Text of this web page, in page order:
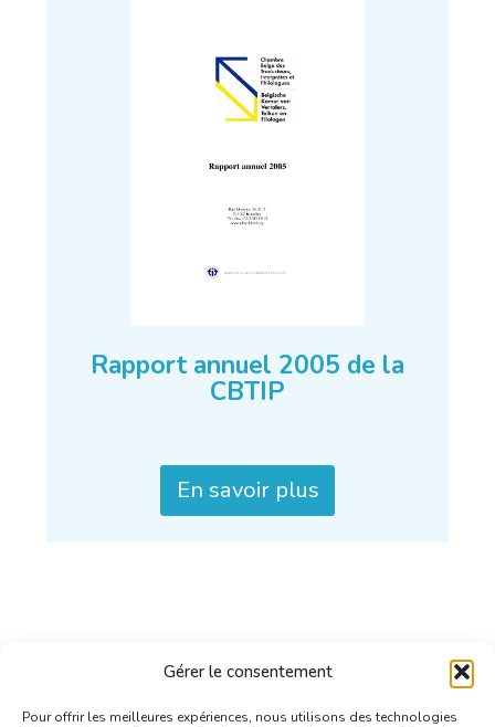
Gérer le consentement
Pour offrir les meilleures expériences, nous utilisons des technologies
Rapport annuel 2005 de la
CBTIP
En savoir plus